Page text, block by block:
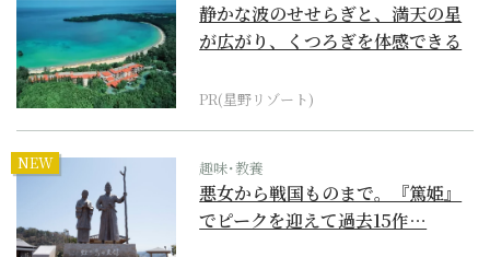
静かな波のせせらぎと、満天の星
が広がり、くつろぎを体感できる
PR(星野リゾート)
NEW 趣味･教養
悪女から戦国ものまで。『篤姫』
でピークを迎えて過去15作…